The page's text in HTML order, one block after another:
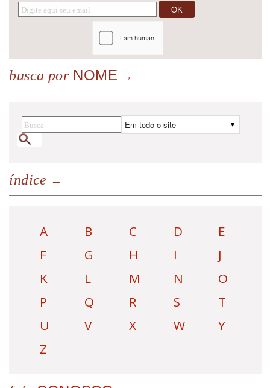
busca porNOME
índice
A B C D
E
F
G H I
J
K
L M N
O
P
Q R S
T
U
V X W
Y
Z